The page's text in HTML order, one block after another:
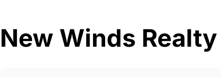
New Winds Realty